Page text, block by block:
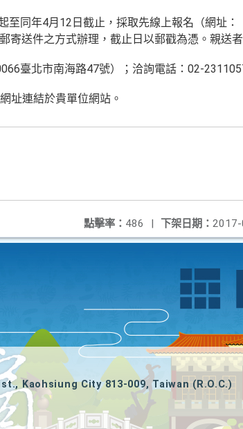
同年4月12日截止，採取先線上報名（網址：
送件之方式辦理，截止日以郵戳為憑。親送
臺北市南海路47號）；洽詢電話：02-
址連結於貴單位網站。
下架日期：
點擊率： 486 |
Kaohsiung City 813-009, Taiwan (R.O.C.)